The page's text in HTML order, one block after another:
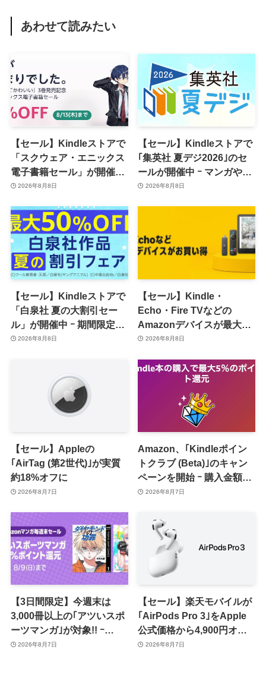
あわせて読みたい
【セール】Kindleストアで
「スクウェア・エニックス
電子書籍セール」が開催中
ｰ コミックやゲーム関連書
2026年8月8日
【セール】Kindleストアで
｢集英社 夏デジ2026｣のセ
ールが開催中 ｰ マンガや写
真集など1,000冊以上が
2026年8月8日
【セール】Kindleストアで
「白泉社 夏の大割引セー
ル」が開催中 ｰ 期間限定
70％オフや全巻50％オフな
2026年8月8日
【セール】Kindle・
Echo・Fire TVなどの
Amazonデバイスが最大
31%オフに
2026年8月8日
【セール】Appleの
｢AirTag (第2世代)｣が実質
約18%オフに
2026年8月7日
Amazon、｢Kindleポイン
トクラブ (Beta)｣のキャン
ペーンを開始 ｰ 購入金額に
応じて来月のポイント還元
2026年8月7日
【3日間限定】今週末は
3,000冊以上の｢アツいスポ
ーツマンガ｣が対象!! ｰ
｢Amazonマンガ毎週末セ
2026年8月7日
【セール】楽天モバイルが
｢AirPods Pro 3｣をApple
公式価格から4,900円オフ
で販売中
2026年8月7日